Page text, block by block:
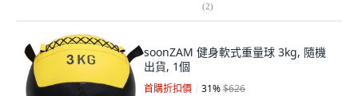
(2)
soonZAM 健身軟式重量球 3kg, 隨機
出貨, 1個
首購折扣價 31%$626